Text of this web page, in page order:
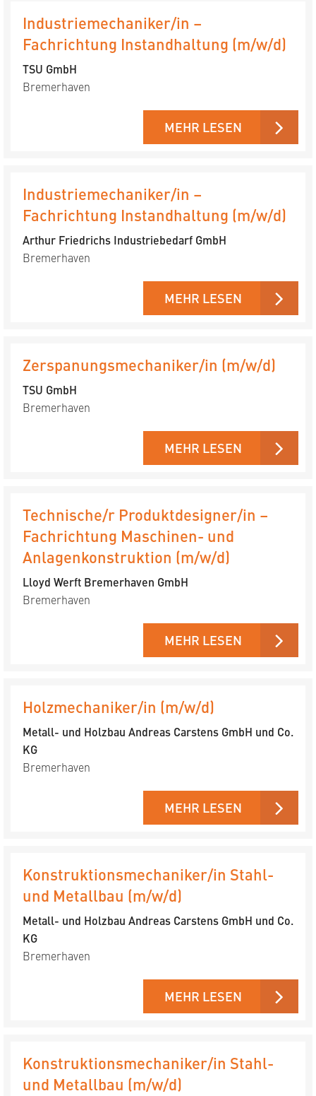
Industriemechaniker/in –
Fachrichtung Instandhaltung (m/w/d)
TSU GmbH
Bremerhaven
MEHR LESEN
Industriemechaniker/in –
Fachrichtung Instandhaltung (m/w/d)
Arthur Friedrichs Industriebedarf GmbH
Bremerhaven
MEHR LESEN
Zerspanungsmechaniker/in (m/w/d)
TSU GmbH
Bremerhaven
MEHR LESEN
Technische/r Produktdesigner/in –
Fachrichtung Maschinen- und
Anlagenkonstruktion (m/w/d)
Lloyd Werft Bremerhaven GmbH
Bremerhaven
MEHR LESEN
Holzmechaniker/in (m/w/d)
Metall- und Holzbau Andreas Carstens GmbH und Co.
KG
Bremerhaven
MEHR LESEN
Konstruktionsmechaniker/in Stahl-
und Metallbau (m/w/d)
Metall- und Holzbau Andreas Carstens GmbH und Co.
KG
Bremerhaven
MEHR LESEN
Konstruktionsmechaniker/in Stahl-
und Metallbau (m/w/d)